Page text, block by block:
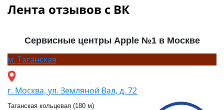
Лента отзывов с ВК
Сервисные центры Apple №1 в Москве
м. Таганская
г. Москва, ул. Земляной Вал, д. 72
Таганская кольцевая (180 м)